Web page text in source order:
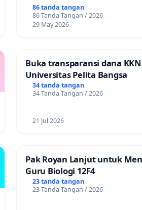
86 tanda tangan
86 Tanda Tangan / 2026
29 May 2026
Buka transparansi dana KKN
Universitas Pelita Bangsa
34 tanda tangan
34 Tanda Tangan / 2026
21 Jul 2026
Pak Royan Lanjut untuk
Guru Biologi 12F4
23 tanda tangan
23 Tanda Tangan / 2026